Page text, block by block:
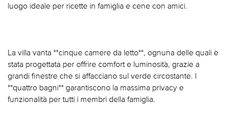
luogo ideale per ricette in famiglia e cene con amici.
La villa vanta **cinque camere da letto**, ognuna delle quali è
stata progettata per offrire comfort e luminosità, grazie a
grandi finestre che si affacciano sul verde circostante. I
**quattro bagni** garantiscono la massima privacy e
funzionalità per tutti i membri della famiglia.